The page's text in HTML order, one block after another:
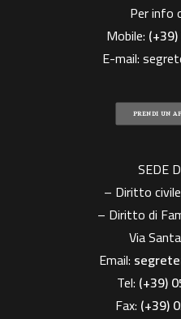
Per info
Mobile: (+39)
E-mail:
PRENDI UN
SEDE
– Diritto
– Diritto di
Via
Email:
Tel: (+39)
Fax: (+39)